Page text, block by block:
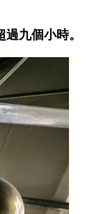
九個小時。